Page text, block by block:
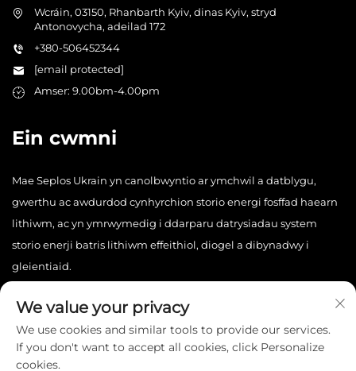
Wcráin, 03150, Rhanbarth Kyiv, dinas Kyiv, stryd
Antonovycha, adeilad 172
+380-506452344
[email protected]
Amser: 9.00bm-4.00pm
Ein cwmni
Mae Seplos Ukrain yn canolbwyntio ar ymchwil a datblygu,
gwerthu ac awdurdod cynhyrchion storio energi fosffad haearn
lithiwm, ac yn ymrwymedig i ddarparu datrysiadau system
storio enerji batris lithiwm effeithiol, diogel a dibynadwy i
gleientiaid.
We value your privacy
We use cookies and similar tools to provide our services.
If you don't want to accept all cookies, click Personalize
cookies.